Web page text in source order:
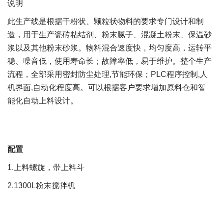
说明
此生产线是根据干粉状、颗粒状物料的要求专门设计和制
造，用于生产瓷砖粘结剂、粉末腻子、混凝土粉末、保温砂
浆以及其他粉末砂浆。物料混合速度快，均匀度高，运转平
稳、噪音低，使用寿命长；故障率低，易于维护。整个生产
流程，全部采用密封防尘处理,节能环保； PLC程序控制 , 人
机界面,自动化程度高。可以根据客户要求增加原料仓和智
能化自动上料设计。
配置
1. 上料螺旋，带上料斗
2.1300L粉末搅拌机